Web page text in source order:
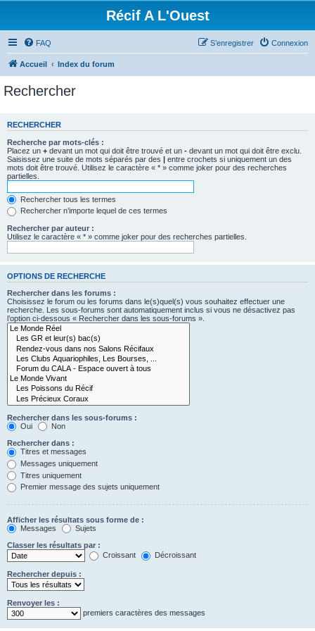
Récif A L'Ouest
FAQ Connexion
S’enregistrer
Accueil Index du forum
Rechercher
RECHERCHER
Recherche par mots-clés :
Placez un + devant un mot qui doit être trouvé et un - devant un mot qui doit être exclu.
Saisissez une suite de mots séparés par des | entre crochets si uniquement un des
mots doit être trouvé. Utilisez le caractère « * » comme joker pour des recherches
partielles.
Rechercher tous les termes
Rechercher n’importe lequel de ces termes
Rechercher par auteur :
Utilisez le caractère « * » comme joker pour des recherches partielles.
OPTIONS DE RECHERCHE
Rechercher dans les forums :
Choisissez le forum ou les forums dans le(s)quel(s) vous souhaitez effectuer une
recherche. Les sous-forums sont automatiquement inclus si vous ne désactivez pas
l’option ci-dessous « Rechercher dans les sous-forums ».
Rechercher dans les sous-forums :
Oui
Non
Rechercher dans :
Titres et messages
Messages uniquement
Titres uniquement
Premier message des sujets uniquement
Afficher les résultats sous forme de :
Messages
Sujets
Classer les résultats par :
Croissant
Décroissant
Rechercher depuis :
Renvoyer les :
premiers caractères des messages